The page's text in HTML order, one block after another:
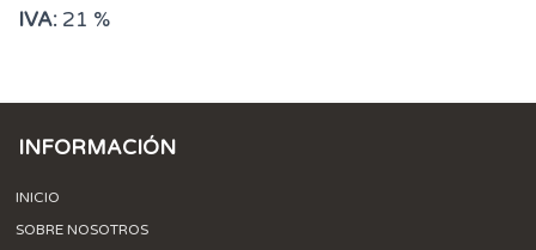
IVA: 21 %
INFORMACIÓN
INICIO
SOBRE NOSOTROS